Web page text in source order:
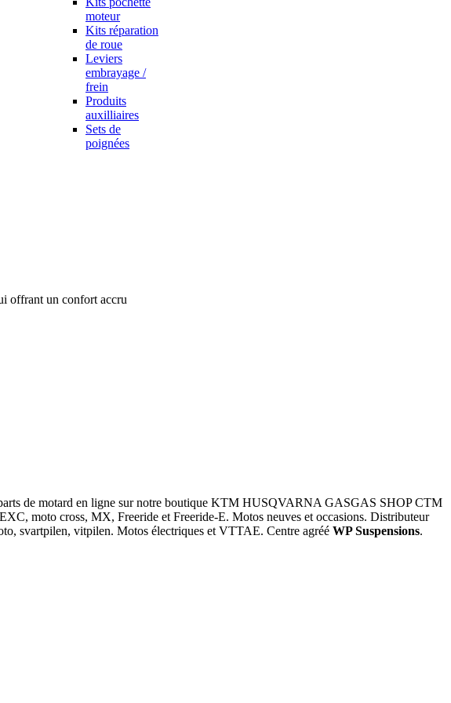
moteur
Kits réparation
de roue
Leviers
embrayage /
frein
Produits
auxilliaires
Sets de
poignées
offrant un confort accru
de motard en ligne sur notre boutique KTM HUSQVARNA GASGAS SHOP CTM
moto cross, MX, Freeride et Freeride-E. Motos neuves et occasions. Distributeur
svartpilen, vitpilen. Motos électriques et VTTAE. Centre agréé WP Suspensions.